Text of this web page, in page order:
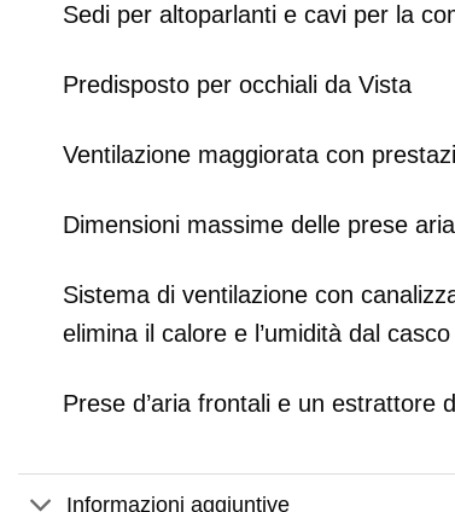
Sedi per altoparlanti e cavi per la
Predisposto per occhiali da Vista
Ventilazione maggiorata con
Dimensioni massime delle prese
Sistema di ventilazione con
elimina il calore e l’umidità dal casco
Prese d’aria frontali e un estrattore
Informazioni aggiuntive